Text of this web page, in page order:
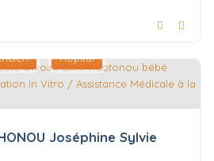
Hôpital
Joséphine Sylvie